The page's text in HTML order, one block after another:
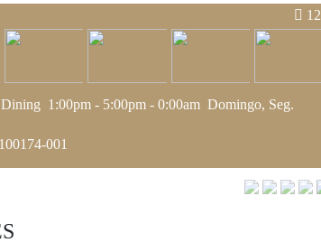
12
1:00pm - 5:00pm - 0:00am Domingo, Seg.
001